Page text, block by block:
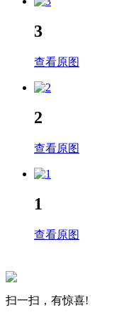
3
查看原图
2
查看原图
1
查看原图
扫一扫，有惊喜!